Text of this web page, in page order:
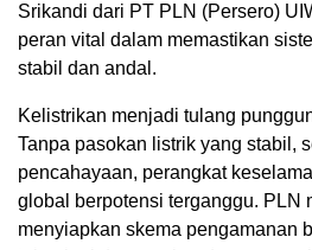
Srikandi dari PT PLN (Persero)
peran vital dalam memastikan
stabil dan andal.
Kelistrikan menjadi tulang
Tanpa pasokan listrik yang stabil,
pencahayaan, perangkat
global berpotensi terganggu. PLN
menyiapkan skema pengamanan